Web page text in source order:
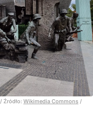
/ Źródło: Wikimedia Commons /